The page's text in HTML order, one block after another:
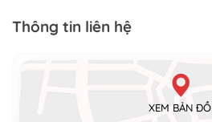
Thông tin liên hệ
XEM BẢN ĐỒ